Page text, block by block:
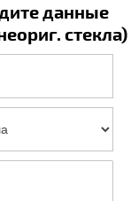
данные
стекла)